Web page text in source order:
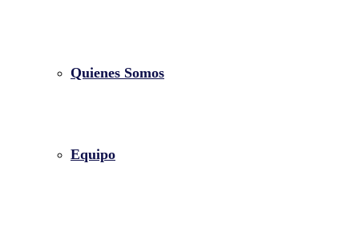
Quienes Somos
Equipo